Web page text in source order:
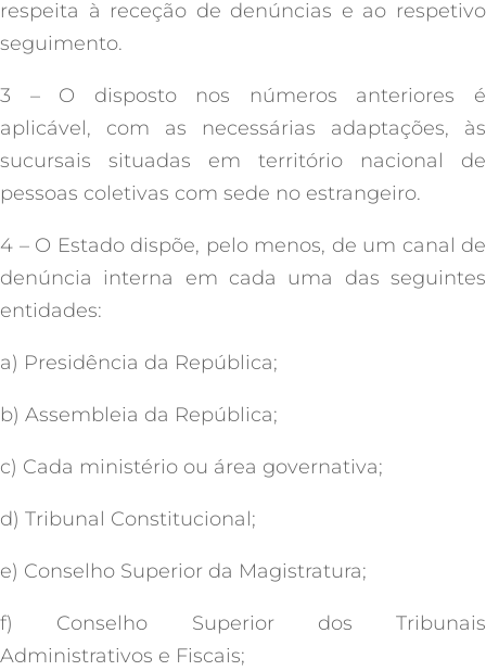
respeita à receção de denúncias e ao respetivo
seguimento.
3 – O disposto nos números anteriores é
aplicável, com as necessárias adaptações, às
sucursais situadas em território nacional de
pessoas coletivas com sede no estrangeiro.
4 – O Estado dispõe, pelo menos, de um canal de
denúncia interna em cada uma das seguintes
entidades:
a) Presidência da República;
b) Assembleia da República;
c) Cada ministério ou área governativa;
d) Tribunal Constitucional;
e) Conselho Superior da Magistratura;
f) Conselho Superior dos Tribunais
Administrativos e Fiscais;